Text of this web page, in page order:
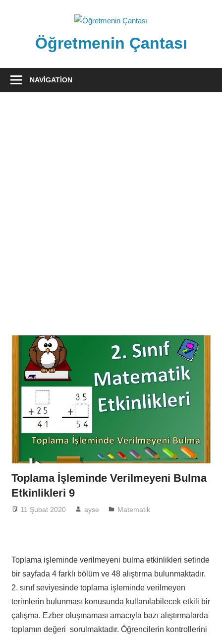
Öğretmenin Çantası
Çantsından
NAVIGATION
Toplama İşleminde Verilmeyeni Bulma
Etkinlikleri 9
11 Şubat 2020 ayse Matematik
Toplama işleminde verilmeyeni bulma etkinlikleri setinde
bir sayfada 4 farklı bölüm ve 48 alıştırma bulunmaktadır.
2. sınıf seviyesinde toplama işleminde verilmeyen
terimlerin bulunması konusunda kullanılabilecek etkili bir
çalışma. Ezber oluşmaması amacıyla bazı alıştırmalarda
toplamın değeri sorulmaktadır. Öğrencilerin kontrollerini